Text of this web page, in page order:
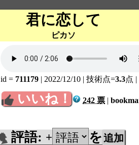
君に恋して
ピカソ
id = 711179 | 2022/12/10 | 技術点=3.3点 |
いいね！ 242 票 |
評語: + を